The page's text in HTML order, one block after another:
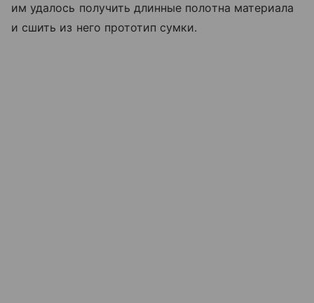
им удалось получить длинные полотна материала
и сшить из него прототип сумки.